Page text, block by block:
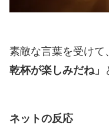
素敵な言葉を受けて
乾杯が楽しみだね」
ネットの反応